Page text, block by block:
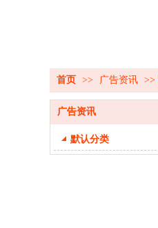
首页 >> 广告资讯 >>
广告资讯
默认分类